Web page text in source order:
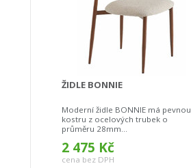
ŽIDLE BONNIE
Moderní židle BONNIE má pevnou
kostru z ocelových trubek o
průměru 28mm...
2 475 Kč
cena bez DPH